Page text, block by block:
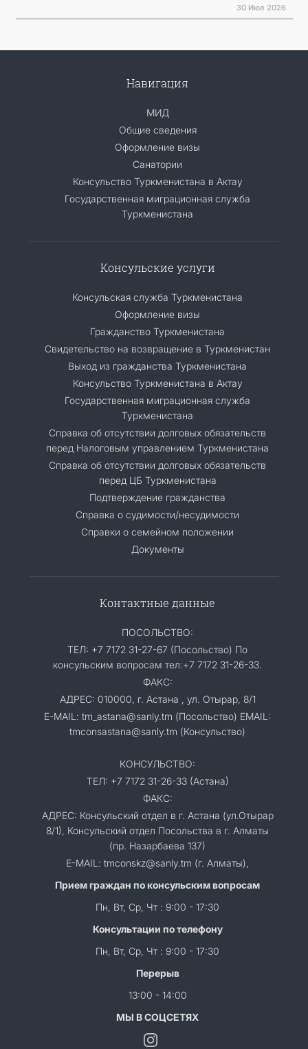
30 Июл 2026
Навигация
МИД
Общие сведения
Оформление визы
Санатории
Консульство Туркменистана в Актау
Государственная миграционная служба
Туркменистана
Консульские услуги
Консульская служба Туркменистана
Оформление визы
Гражданство Туркменистана
Cвидетельство на возвращение в Туркменистан
Выход из гражданства Туркменистана
Консульство Туркменистана в Актау
Государственная миграционная служба
Туркменистана
Справка об отсутствии долговых обязательств
перед Налоговым управлением Туркменистана
Справка об отсутствии долговых обязательств
перед ЦБ Туркменистана
Подтверждение гражданства
Справка о судимости/несудимости
Cправки о семейном положении
Документы
Контактные данные
ПОСОЛЬСТВО:
ТЕЛ: +7 7172 31-27-67 (Посольство) По
консульским вопросам тел:+7 7172 31-26-33.
ФАКС:
АДРЕС: 010000, г. Астана , ул. Отырар, 8/1
E-MAIL: tm_astana@sanly.tm (Посольство) EMAIL:
tmconsastana@sanly.tm (Консульство)
КОНСУЛЬСТВО:
ТЕЛ: +7 7172 31-26-33 (Астана)
ФАКС:
АДРЕС: Консульский отдел в г. Астана (ул.Отырар
8/1), Консульский отдел Посольства в г. Алматы
(пр. Назарбаева 137)
E-MAIL: tmconskz@sanly.tm (г. Алматы),
Прием граждан по консульским вопросам
Пн, Вт, Ср, Чт : 9:00 - 17:30
Консультации по телефону
Пн, Вт, Ср, Чт : 9:00 - 17:30
Перерыв
13:00 - 14:00
МЫ В СОЦСЕТЯХ